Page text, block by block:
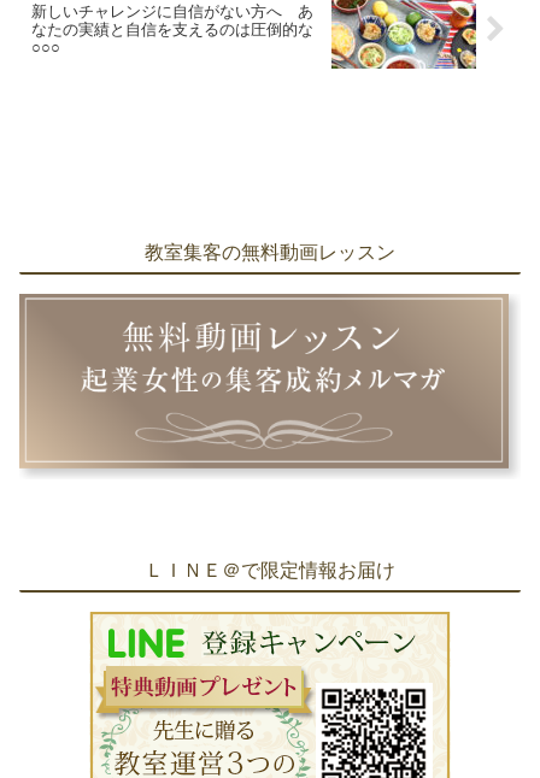
新しいチャレンジに自信がない方へ あ
なたの実績と自信を支えるのは圧倒的な
○○○
教室集客の無料動画レッスン
ＬＩＮＥ＠で限定情報お届け